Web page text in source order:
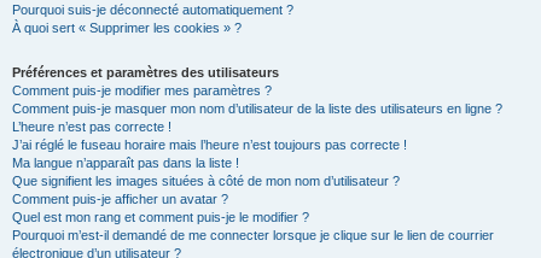
Pourquoi suis-je déconnecté automatiquement ?
À quoi sert « Supprimer les cookies » ?
Préférences et paramètres des utilisateurs
Comment puis-je modifier mes paramètres ?
Comment puis-je masquer mon nom d’utilisateur de la liste des utilisateurs en ligne ?
L’heure n’est pas correcte !
J’ai réglé le fuseau horaire mais l’heure n’est toujours pas correcte !
Ma langue n’apparaît pas dans la liste !
Que signifient les images situées à côté de mon nom d’utilisateur ?
Comment puis-je afficher un avatar ?
Quel est mon rang et comment puis-je le modifier ?
Pourquoi m’est-il demandé de me connecter lorsque je clique sur le lien de courrier
électronique d’un utilisateur ?